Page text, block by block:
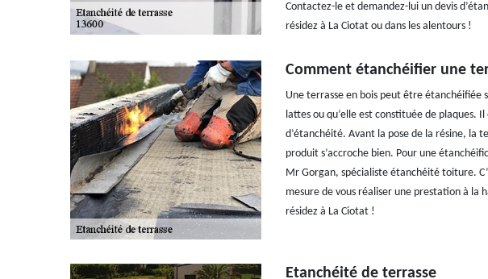
Contactez-le et demandez-lui un devis
résidez à La Ciotat ou dans les alentours !
Comment étanchéifier une
Une terrasse en bois peut être étanchéifiée
lattes ou qu’elle est constituée de plaques.
d’étanchéité. Avant la pose de la résine, la
produit s’accroche bien. Pour une
Mr Gorgan, spécialiste étanchéité toiture.
mesure de vous réaliser une prestation à la
résidez à La Ciotat !
Etanchéité de terrasse